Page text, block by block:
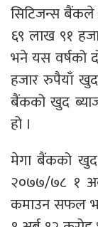
सिटिजन्स बैंकले
६९ लाख ९१
भने यस वर्षको
हजार रुपैयाँ
बैंकको खुद
हो ।
मेगा बैंकको खुद
२०७७/७८ १
कमाउन सफल